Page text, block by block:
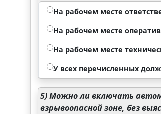
На рабочем месте
На рабочем месте
На рабочем месте
У всех перечисленных
5)Можно ли включать
взрывоопасной зоне, без